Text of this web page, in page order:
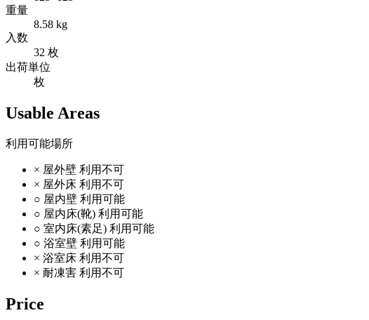
重量
8.58 kg
入数
32 枚
出荷単位
枚
Usable Areas
利用可能場所
× 屋外壁 利用不可
× 屋外床 利用不可
○ 屋内壁 利用可能
○ 屋内床(靴) 利用可能
○ 室内床(素足) 利用可能
○ 浴室壁 利用可能
× 浴室床 利用不可
× 耐凍害 利用不可
Price